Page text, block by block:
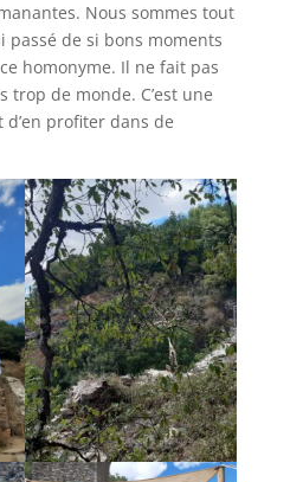
Nous sommes tout
passé de si bons moments
homonyme. Il ne fait pas
trop de monde. C’est une
profiter dans de